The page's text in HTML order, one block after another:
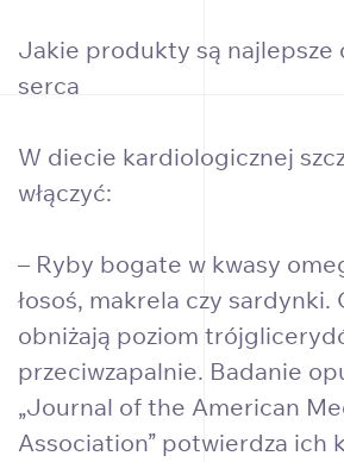
Jakie produkty są najlepsze
serca
W diecie kardiologicznej
włączyć:
– Ryby bogate w kwasy
łosoś, makrela czy sardynki.
obniżają poziom
przeciwzapalnie. Badanie
„Journal of the American
Association” potwierdza ich